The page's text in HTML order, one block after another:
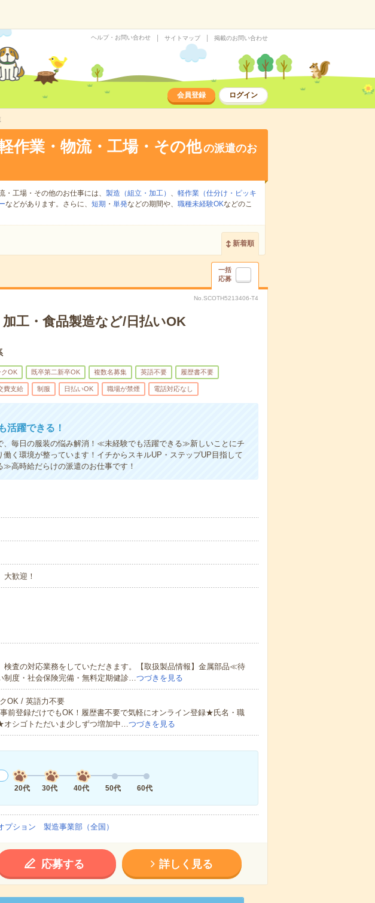
ヘルプ・お問い合わせ サイトマップ 掲載のお問い合わせ
会員登録 ログイン
作業・物流・工場・その他の派遣のお
工場・その他のお仕事には、 製造（組立・加工） 、 軽作業（仕分け・ピッキ
などがあります。さらに、 短期 ・ 単発などの期間や、 職種未経験OKなどのこ
新着順
一括
応募
No.SCOTH5213406-T4
加工・食品製造など/日払いOK
クOK 既卒第二新卒OK 複数名募集 英語不要 履歴書不要
費支給 制服 日払いOK 職場が禁煙 電話対応なし
活躍できる！
毎日の服装の悩み解消！≪未経験でも活躍できる≫新しいことにチ
く環境が整っています！イチからスキルUP・ステップUP目指して
高時給だらけの派遣のお仕事です！
大歓迎！
検査の対応業務をしていただきます。【取扱製品情報】金属部品≪待
度・社会保険完備・無料定期健診…つづきを見る
OK / 英語力不要
前登録だけでもOK！履歴書不要で気軽にオンライン登録★氏名・職
シゴトただいま少しずつ増加中…つづきを見る
20代
30代 40代 50代 60代
プション 製造事業部（全国）
応募する 詳しく見る